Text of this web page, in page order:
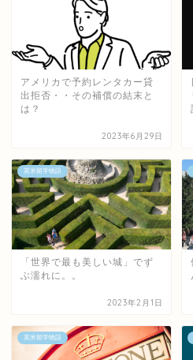
アメリカで予約レンタカー貸
出拒否・・その補償の結末と
は？
2023年6月29日
英米留学物語
「世界で最も美しい城」でず
ぶ濡れに。。
2023年2月1日
英米留学物語